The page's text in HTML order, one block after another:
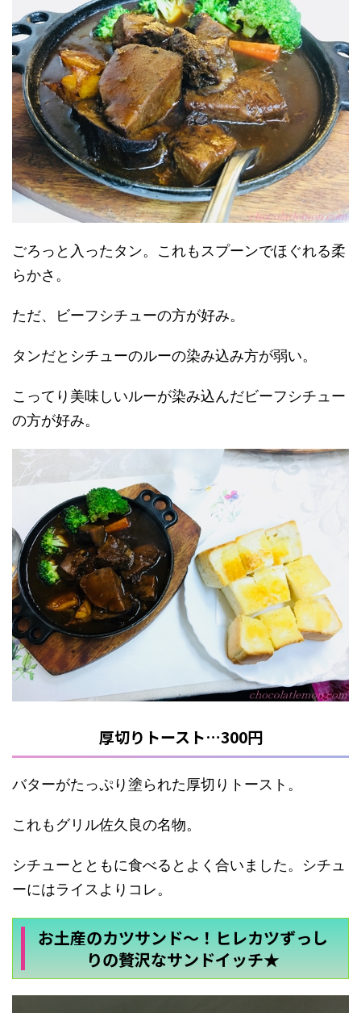
ごろっと入ったタン。これもスプーンでほぐれる柔
らかさ。
ただ、ビーフシチューの方が好み。
タンだとシチューのルーの染み込み方が弱い。
こってり美味しいルーが染み込んだビーフシチュー
の方が好み。
厚切りトースト…300円
バターがたっぷり塗られた厚切りトースト。
これもグリル佐久良の名物。
シチューとともに食べるとよく合いました。シチュ
ーにはライスよりコレ。
お土産のカツサンド～！ヒレカツずっし
りの贅沢なサンドイッチ★